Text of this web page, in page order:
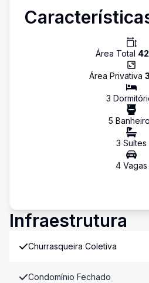
Área Total
Área Privativa
3
5 Banheiro
3 Suítes
4 Vagas
Infraestrutura
Churrasqueira Coletiva
Condomínio Fechado